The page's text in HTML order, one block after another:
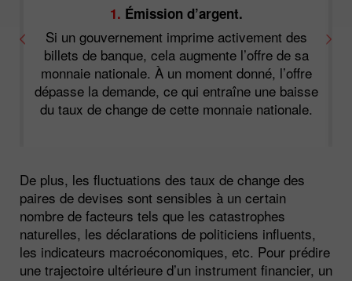
1. Émission d’argent.
Si un gouvernement imprime activement des
billets de banque, cela augmente l’offre de sa
monnaie nationale. À un moment donné, l’offre
dépasse la demande, ce qui entraîne une baisse
du taux de change de cette monnaie nationale.
De plus, les fluctuations des taux de change des
paires de devises sont sensibles à un certain
nombre de facteurs tels que les catastrophes
naturelles, les déclarations de politiciens influents,
les indicateurs macroéconomiques, etc. Pour prédire
une trajectoire ultérieure d’un instrument financier, un